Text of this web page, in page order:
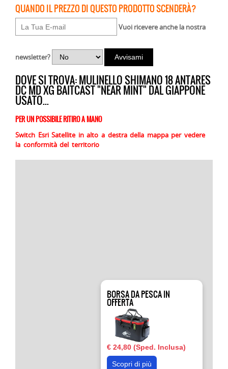
QUANDO IL PREZZO DI QUESTO PRODOTTO SCENDERÀ?
Vuoi ricevere anche la nostra
newsletter?
DOVE SI TROVA: MULINELLO SHIMANO 18 ANTARES
DC MD XG BAITCAST "NEAR MINT" DAL GIAPPONE
USATO...
PER UN POSSIBILE RITIRO A MANO
Switch Esri Satellite in alto a destra della mappa per vedere
la conformità del territorio
BORSA DA PESCA IN
OFFERTA
€ 24,80 (Sped. Inclusa)
Scopri di più